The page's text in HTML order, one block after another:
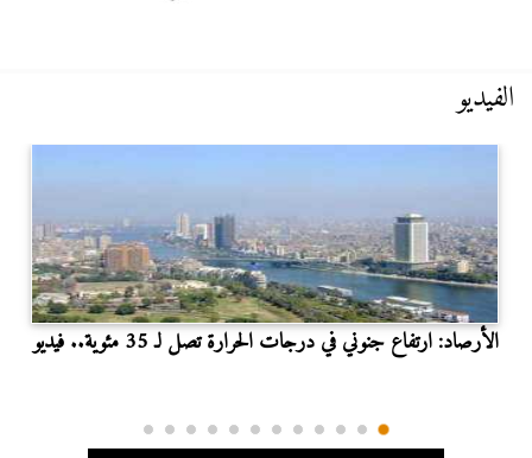
الفيديو
الأرصاد: ارتفاع جنوني في درجات الحرارة تصل لـ 35 مئوية.. فيديو